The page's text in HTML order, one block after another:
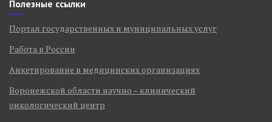
Полезные ссылки
Портал государственных и муниципальных услуг
Работа в России
Анкетирование в медицинских организациях
Воронежской области научно – клинический
онкологический центр